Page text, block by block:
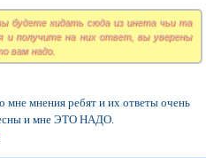
будете кидать сюда из инета чьи та
и получите на них ответ, вы уверены
вам надо.
мне мнения ребят и их ответы очень
и мне ЭТО НАДО.